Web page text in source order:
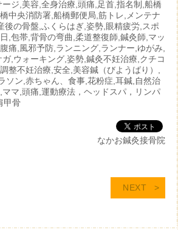
ジ,美容,全身治療,頭痛,足首,指名制,船橋
中央消防署,船橋郵便局,筋トレ,メンテナ
後の骨盤,ふくらはぎ,姿勢,眼精疲労,スポ
,包帯,背骨の弯曲,柔道整復師,鍼灸師,マッ
痛,風邪予防,ランニング,ランナー,ゆがみ,
,ウォーキング,姿勢,鍼灸不妊治療,クチコ
整不妊治療,安全,美容鍼（びようばり）,
ソン,赤ちゃん、食事,花粉症,耳鍼,自然治
マ,頭痛,運動療法，ヘッドスパ，リンパ
甲骨
なかお鍼灸接骨院
NEXT